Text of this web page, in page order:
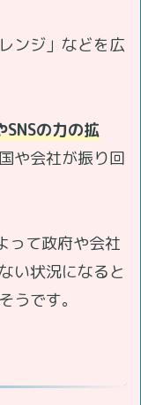
ンジ」などを広
の力の拡
や会社が振り回
って政府や会社
い状況になると
うです。